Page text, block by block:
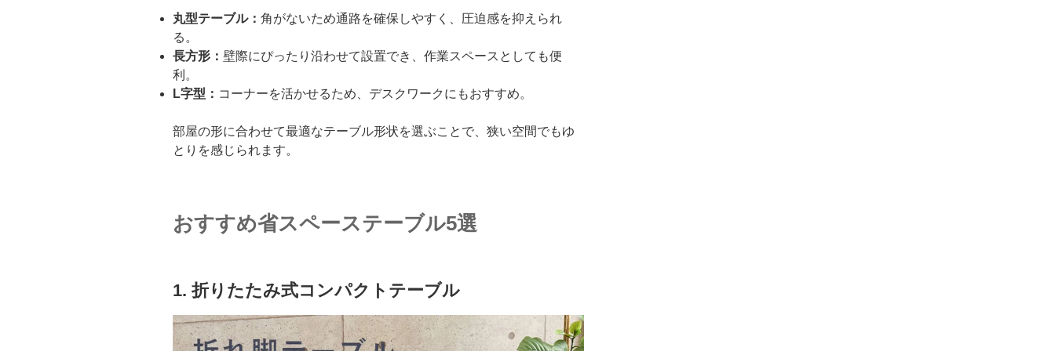
丸型テーブル： 角がないため通路を確保しやすく、圧迫感を抑えられ
る。
長方形： 壁際にぴったり沿わせて設置でき、作業スペースとしても便
利。
L字型： コーナーを活かせるため、デスクワークにもおすすめ。
部屋の形に合わせて最適なテーブル形状を選ぶことで、狭い空間でもゆ
とりを感じられます。
おすすめ省スペーステーブル5選
1. 折りたたみ式コンパクトテーブル